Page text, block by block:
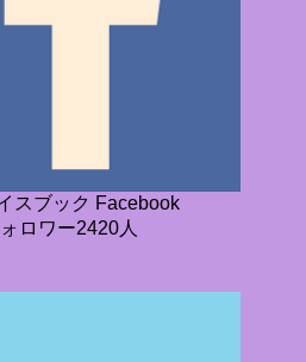
スブック Facebook
ロワー2420人